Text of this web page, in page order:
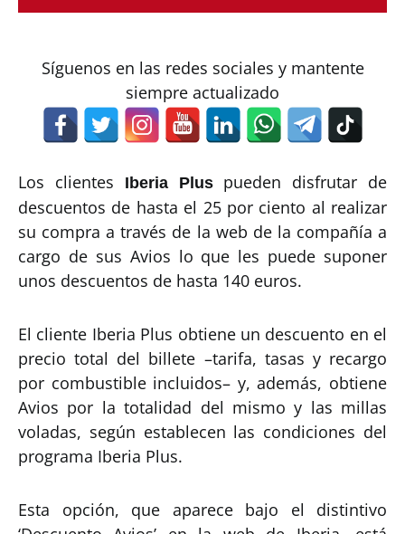
Síguenos en las redes sociales y mantente
siempre actualizado
Los clientes Iberia Pluspueden disfrutar de
descuentos de hasta el 25 por ciento al realizar
su compra a través de la web de la compañía a
cargo de sus Avios lo que les puede suponer
unos descuentos de hasta 140 euros.
El cliente Iberia Plus obtiene un descuento en el
precio total del billete –tarifa, tasas y recargo
por combustible incluidos– y, además, obtiene
Avios por la totalidad del mismo y las millas
voladas, según establecen las condiciones del
programa Iberia Plus.
Esta opción, que aparece bajo el distintivo